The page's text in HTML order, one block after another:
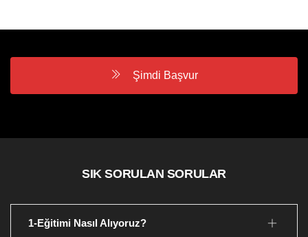
Şimdi Başvur
SIK SORULAN SORULAR
1-Eğitimi Nasıl Alıyoruz?